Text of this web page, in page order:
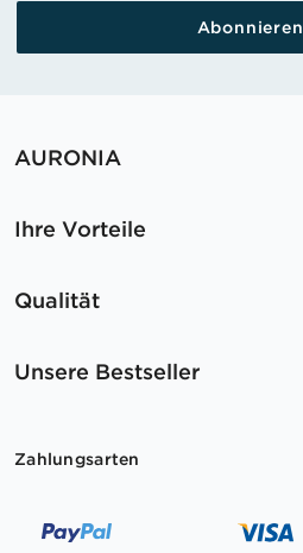
Abonnieren
AURONIA
Ihre Vorteile
Qualität
Unsere Bestseller
Zahlungsarten